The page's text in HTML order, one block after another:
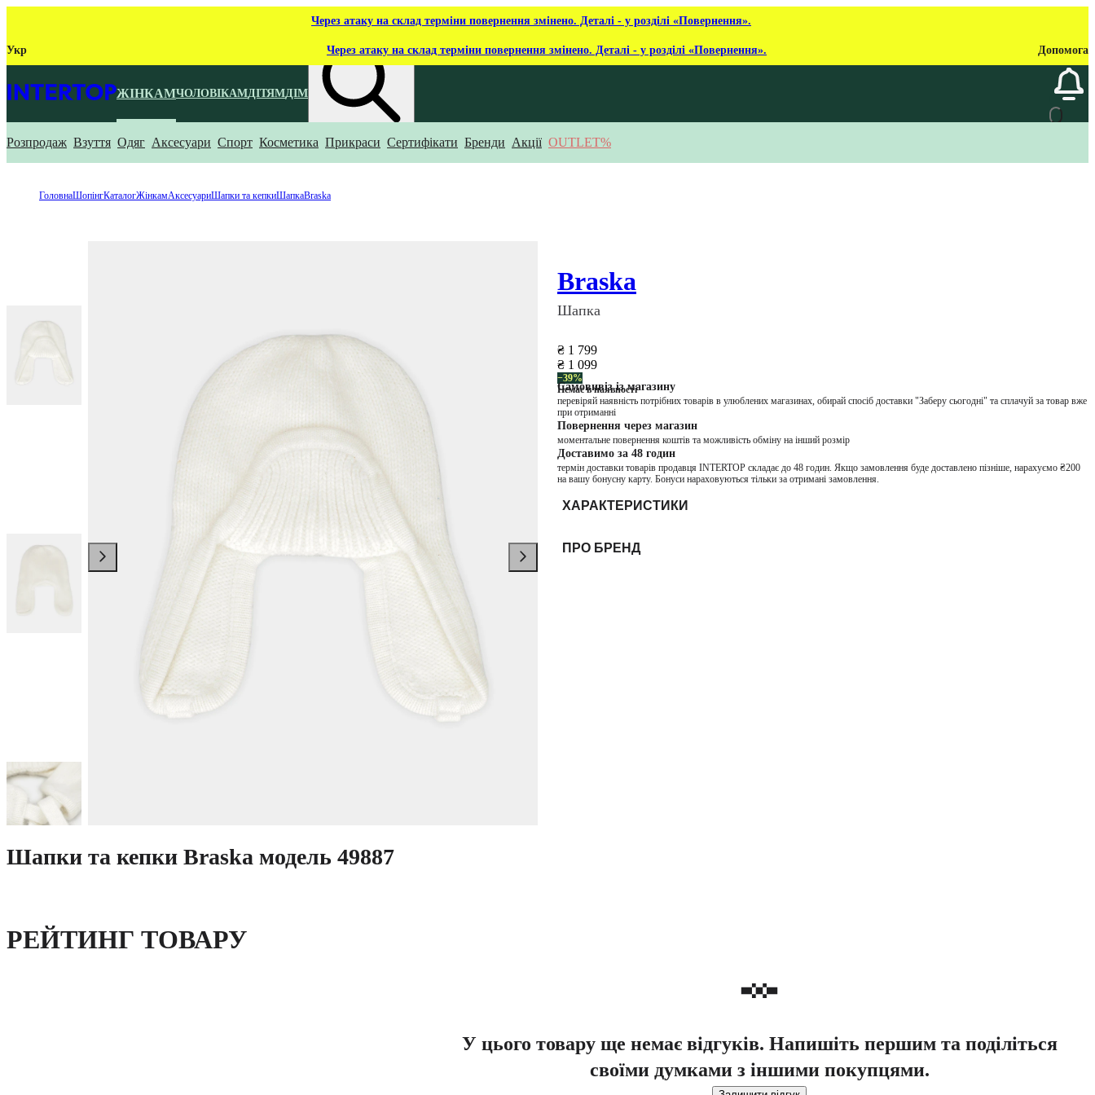
Через атаку на склад терміни повернення змінено. Деталі - у розділі «Повернення».
Укр Через атаку на склад терміни повернення змінено. Деталі - у розділі «Повернення». Допомога
ЖІНКАМЧОЛОВІКАМДІТЯМДІМ
Що ти шукаєш?
Розпродаж Взуття Одяг Аксесуари Спорт Косметика Прикраси Сертифікати Бренди Акції OUTLET%
ГоловнаШопінгКаталогЖінкамАксесуариШапки та кепкиШапкаBraska
Braska
Шапка
₴ 1 799
₴ 1 099
−39%
Немає в наявності
Самовивіз із магазину
перевіряй наявність потрібних товарів в улюблених магазинах, обирай спосіб доставки "Заберу сьогодні" та сплачуй за товар вже
при отриманні
Повернення через магазин
моментальне повернення коштів та можливість обміну на інший розмір
Доставимо за 48 годин
термін доставки товарів продавця INTERTOP складає до 48 годин. Якщо замовлення буде доставлено пізніше, нарахуємо ₴200
на вашу бонусну карту. Бонуси нараховуються тільки за отримані замовлення.
ХАРАКТЕРИСТИКИ
ПРО БРЕНД
Шапки та кепки Braska модель 49887
РЕЙТИНГ ТОВАРУ
У цього товару ще немає відгуків. Напишіть першим та поділіться
своїми думками з іншими покупцями.